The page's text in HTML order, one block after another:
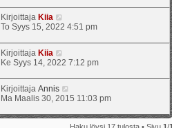
Kirjoittaja Kiia
To Syys 15, 2022 4:51 pm
Kirjoittaja Kiia
Ke Syys 14, 2022 7:12 pm
KirjoittajaAnnis
Ma Maalis 30, 2015 11:03 pm